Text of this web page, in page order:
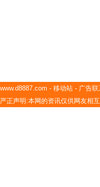
www.d8887.com - 移动站 - 广告联
严正声明:本网的资讯仅供网友相